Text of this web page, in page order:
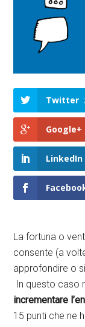
Twitter
Google+
LinkedIn
La fortuna o
consente (a
approfondire o
In questo
incrementare
15 punti che ne